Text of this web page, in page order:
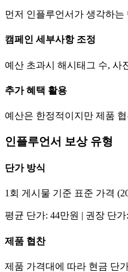
먼저 인플루언서가 생각하는
캠페인 세부사항 조정
예산 초과시 해시태그 수, 사
추가 혜택 활용
예산은 한정적이지만 제품
인플루언서 보상 유형
단가방식
1회 게시물 기준 표준 가격
평균 단가: 44만원 | 권장 단가:
제품 협찬
제품 가격대에 따라 현금 단